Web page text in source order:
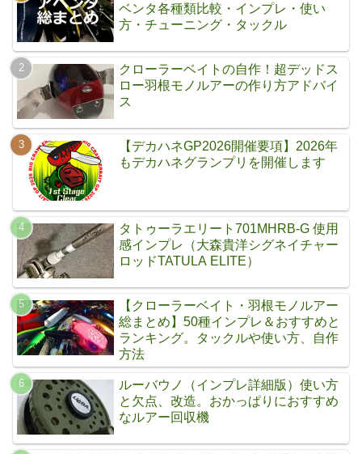
ベンタ各種類比較・インプレ・使い
方・チューニング・タックル
クローラーベイトの自作！超デッドス
ロー羽根モノルアーの作り方アドバイ
ス
【デカハネGP2026開催要項】2026年
もデカハネグランプリを開催します
タトゥーラエリート701MHRB-G 使用
感インプレ（大森貴洋シグネイチャー
ロッドTATULA ELITE）
【クローラーベイト・羽根モノルアー
総まとめ】50種インプレ＆おすすめと
ランキング。タックルや使い方、自作
方法
ルーバウノ（インプレ詳細版）使い方
と欠点、改造。おかっぱりにおすすめ
なルアー回収機